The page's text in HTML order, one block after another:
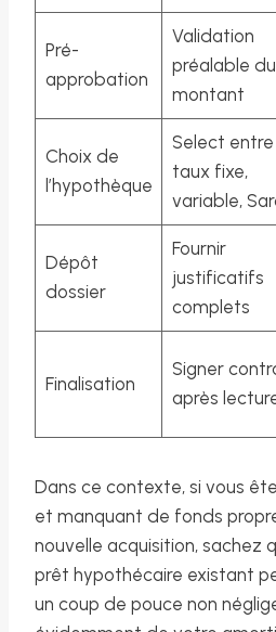
Pré-
approbation
Validation
préalable du
montant
Choix de
l’hypothèque
Select entre
taux fixe,
variable,
Dépôt
dossier
Fournir
justificatifs
complets
Finalisation
Signer
après
Dans ce contexte, si vous
et manquant de fonds
nouvelle acquisition, sachez
prêt hypothécaire existant
un coup de pouce non